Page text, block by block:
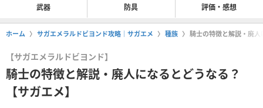
武器 防具 評価・感想
ホーム サガエメラルドビヨンド攻略｜サガエメ 種族 騎士の特徴と解説・廃
【サガエメラルドビヨンド】
騎士の特徴と解説・廃人になるとどうなる？
【サガエメ】